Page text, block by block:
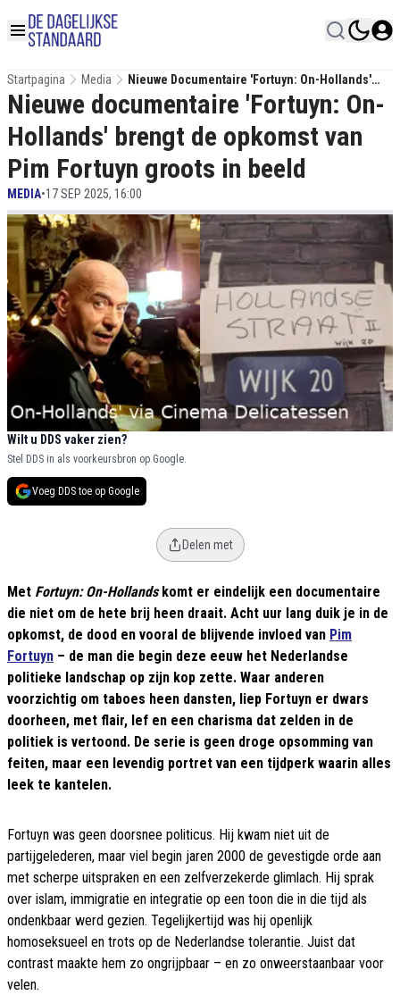
Startpagina Media
Nieuwe Documentaire 'Fortuyn: On-Hollands'
Brengt De Opkomst Van Pim Fortuyn Groots In
Beeld
Nieuwe documentaire 'Fortuyn: On-
Hollands' brengt de opkomst van
Pim Fortuyn groots in beeld
MEDIA•17 SEP 2025, 16:00
Wilt u DDS vaker zien?
Stel DDS in als voorkeursbron op Google.
Voeg DDS toe op Google
Delen met
Met Fortuyn: On-Hollandskomt er eindelijk een documentaire
die niet om de hete brij heen draait. Acht uur lang duik je in de
opkomst, de dood en vooral de blijvende invloed van Pim
Fortuyn – de man die begin deze eeuw het Nederlandse
politieke landschap op zijn kop zette. Waar anderen
voorzichtig om taboes heen dansten, liep Fortuyn er dwars
doorheen, met flair, lef en een charisma dat zelden in de
politiek is vertoond. De serie is geen droge opsomming van
feiten, maar een levendig portret van een tijdperk waarin alles
leek te kantelen.
Fortuyn was geen doorsnee politicus. Hij kwam niet uit de
partijgelederen, maar viel begin jaren 2000 de gevestigde orde aan
met scherpe uitspraken en een zelfverzekerde glimlach. Hij sprak
over islam, immigratie en integratie op een toon die in die tijd als
ondenkbaar werd gezien. Tegelijkertijd was hij openlijk
homoseksueel en trots op de Nederlandse tolerantie. Juist dat
contrast maakte hem zo ongrijpbaar – en zo onweerstaanbaar voor
velen.